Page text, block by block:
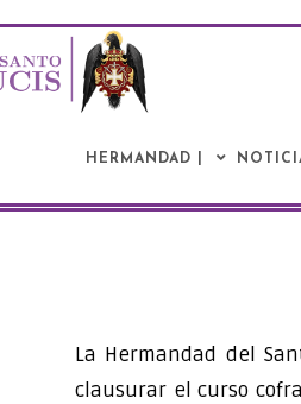
HERMANDAD |
La Hermandad del
clausurar el curso